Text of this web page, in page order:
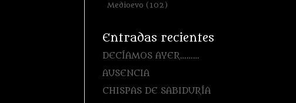
Medioevo (102)
Entradas recientes
DECÍAMOS AYER………
AUSENCIA
CHISPAS DE SABIDURÍA